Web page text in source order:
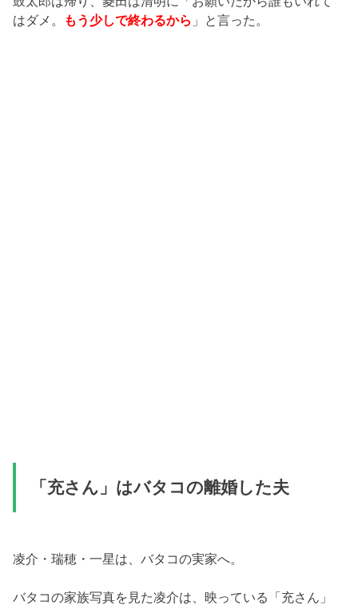
はダメ。
もう少しで終わるから 」と言った。
「充さん」はバタコの離婚した夫
凌介・瑞穂・一星は、バタコの実家へ。
バタコの家族写真を見た凌介は、映っている「充さん」